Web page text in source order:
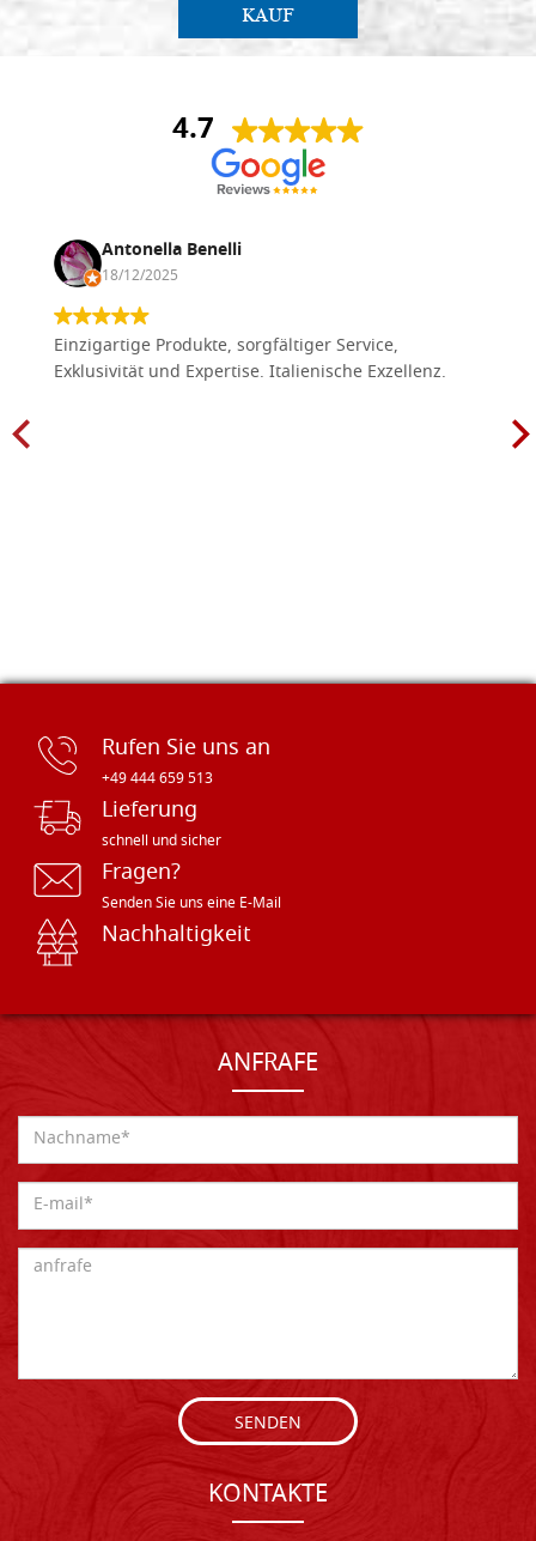
KAUF
4.7
Antonella Benelli
18/12/2025
Einzigartige Produkte, sorgfältiger Service,
Exklusivität und Expertise. Italienische Exzellenz.
Rufen Sie uns an
+49 444 659 513
Lieferung
schnell und sicher
Fragen?
Senden Sie uns eine E-Mail
Nachhaltigkeit
ANFRAFE
SENDEN
KONTAKTE